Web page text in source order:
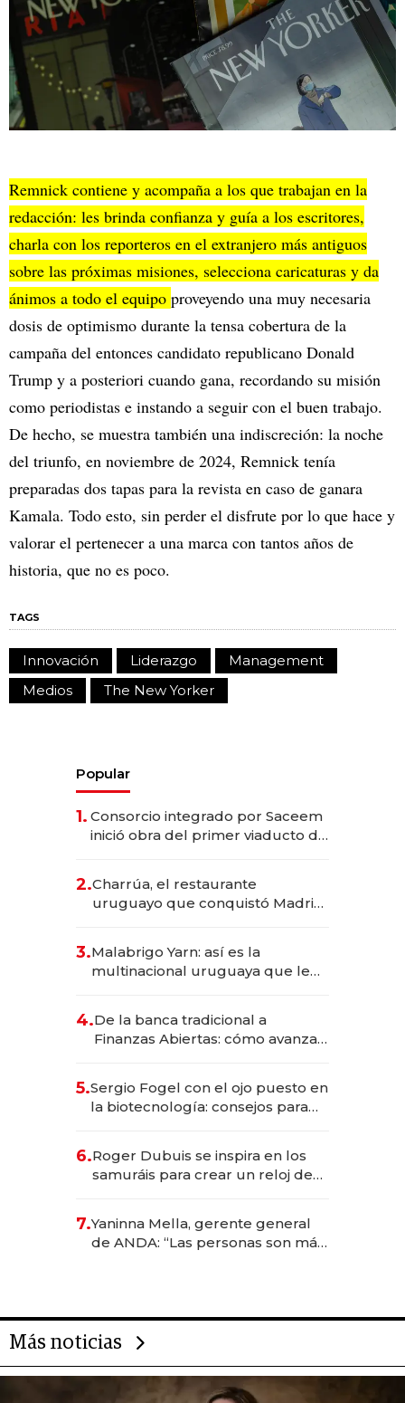
Remnick contiene y acompaña a los que trabajan en la
redacción: les brinda confianza y guía a los escritores,
charla con los reporteros en el extranjero más antiguos
sobre las próximas misiones, selecciona caricaturas y da
ánimos a todo el equipo proveyendo una muy necesaria
dosis de optimismo durante la tensa cobertura de la
campaña del entonces candidato republicano Donald
Trump y a posteriori cuando gana, recordando su misión
como periodistas e instando a seguir con el buen trabajo.
De hecho, se muestra también una indiscreción: la noche
del triunfo, en noviembre de 2024, Remnick tenía
preparadas dos tapas para la revista en caso de ganara
Kamala. Todo esto, sin perder el disfrute por lo que hace y
valorar el pertenecer a una marca con tantos años de
historia, que no es poco.
TAGS
Innovación Liderazgo
Management
Medios
The New Yorker
Popular
1. Consorcio integrado por Saceem
inició obra del primer viaducto de
millones
2.Charrúa, el restaurante
uruguayo que conquistó Madrid:
anticipación y prepara apertura
3.Malabrigo Yarn: así es la
multinacional uruguaya que le
4.De la banca tradicional a
Finanzas Abiertas: cómo avanza
5.Sergio Fogel con el ojo puesto en
la biotecnología: consejos para
6.Roger Dubuis se inspira en los
samuráis para crear un reloj de
7.Yaninna Mella, gerente general
de ANDA: “Las personas son más
Más noticias